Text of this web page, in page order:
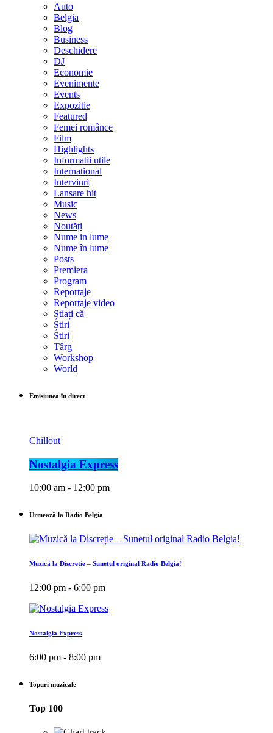
Auto
Belgia
Blog
Business
Deschidere
DJ
Economie
Evenimente
Events
Expozitie
Featured
Femei românce
Film
Highlights
Informatii utile
International
Interviuri
Lansare hit
Music
News
Noutăți
Nume in lume
Nume în lume
Posts
Premiera
Program
Reportaje
Reportaje video
Știați că
Știri
Stiri
Târg
Workshop
World
Emisiunea în direct
Chillout
Nostalgia Express
10:00 am - 12:00 pm
Urmează la Radio Belgia
Muzică la Discreție – Sunetul original Radio Belgia!
12:00 pm - 6:00 pm
Nostalgia Express
6:00 pm - 8:00 pm
Topuri muzicale
Top 100